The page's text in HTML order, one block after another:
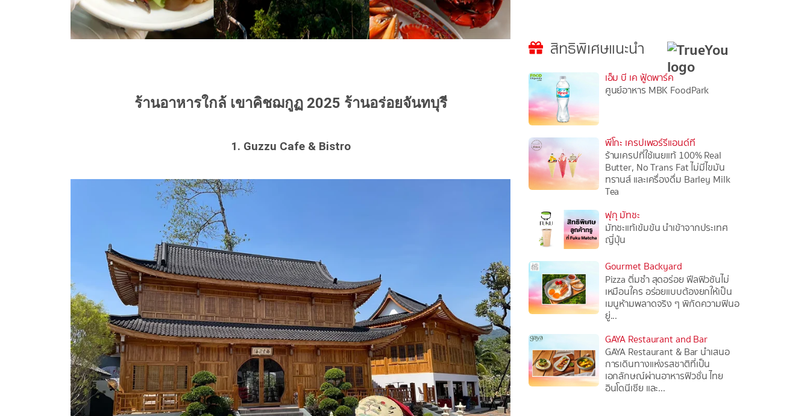
ร้านอาหารใกล้ เขาคิชฌกูฏ 2025 ร้านอร่อยจันทบุรี
1. Guzzu Cafe & Bistro
สิทธิพิเศษแนะนำ
เอ็ม บี เค ฟู้ดพาร์ค
ศูนย์อาหาร MBK FoodPark
พีโกะ เครปเพอร์รีแอนด์ที
ร้านเครปที่ใช้เนยแท้ 100% Real
Butter, No Trans Fat ไม่มีไขมัน
ทรานส์ และเครื่องดื่ม Barley Milk
Tea
ฟุกุ มัทชะ
มัทชะแท้เข้มข้น นำเข้าจากประเทศ
ญี่ปุ่น
Gourmet Backyard
Pizza ติ่มซำ สุดอร่อย ฟีลฟิวชันไม่
เหมือนใคร อร่อยแบบต้องยกให้เป็น
เมนูห้ามพลาดจริง ๆ พิกัดความฟินอ
ยู่...
GAYA Restaurant and Bar
GAYA Restaurant & Bar นำเสนอ
การเดินทางแห่งรสชาติที่เป็น
เอกลักษณ์ผ่านอาหารฟิวชั่น ไทย
อินโดนีเซีย และ...